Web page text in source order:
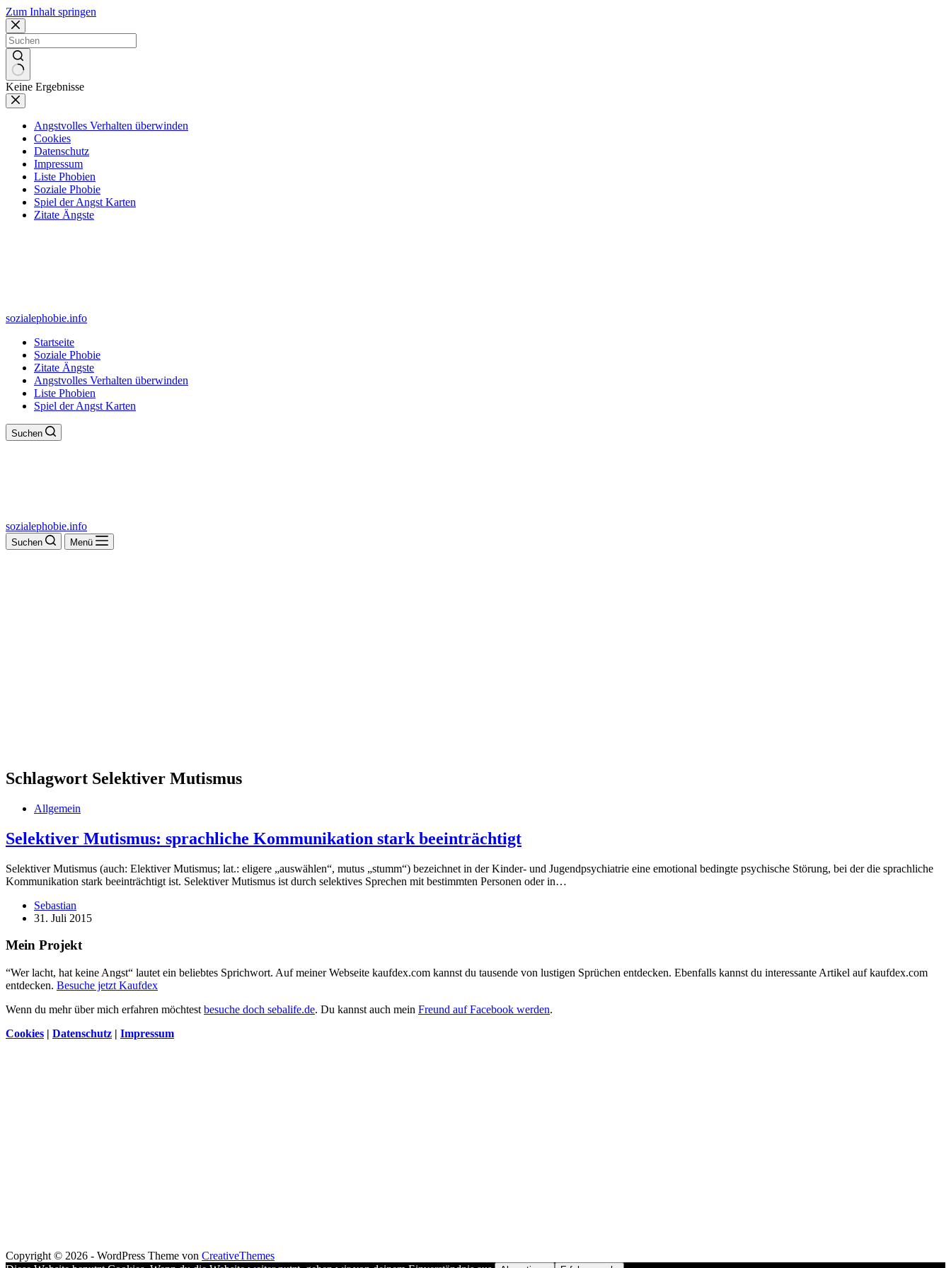
Zum Inhalt springen
Keine Ergebnisse
Angstvolles Verhalten überwinden
Cookies
Datenschutz
Impressum
Liste Phobien
Soziale Phobie
Spiel der Angst Karten
Zitate Ängste
sozialephobie.info
Startseite
Soziale Phobie
Zitate Ängste
Angstvolles Verhalten überwinden
Liste Phobien
Spiel der Angst Karten
Suchen
sozialephobie.info
Suchen Menü
Schlagwort Selektiver Mutismus
Allgemein
Selektiver Mutismus: sprachliche Kommunikation stark beeinträchtigt
Selektiver Mutismus (auch: Elektiver Mutismus; lat.: eligere „auswählen“, mutus „stumm“) bezeichnet in der Kinder- und Jugendpsychiatrie eine emotional bedingte psychische Störung, bei der die sprachliche
Kommunikation stark beeinträchtigt ist. Selektiver Mutismus ist durch selektives Sprechen mit bestimmten Personen oder in…
Sebastian
31. Juli 2015
Mein Projekt
“Wer lacht, hat keine Angst“ lautet ein beliebtes Sprichwort. Auf meiner Webseite kaufdex.com kannst du tausende von lustigen Sprüchen entdecken. Ebenfalls kannst du interessante Artikel auf kaufdex.com
entdecken. Besuche jetzt Kaufdex
Wenn du mehr über mich erfahren möchtest besuche doch sebalife.de. Du kannst auch mein Freund auf Facebook werden.
Cookies | Datenschutz | Impressum
Copyright © 2026 - WordPress Theme von CreativeThemes